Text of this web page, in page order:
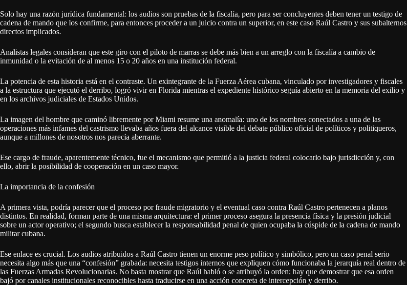
Solo hay una razón jurídica fundamental: los audios son pruebas de la fiscalía, pero para ser concluyentes deben tener un testigo de
cadena de mando que los confirme, para entonces proceder a un juicio contra un superior, en este caso Raúl Castro y sus subalternos
directos implicados.
Analistas legales consideran que este giro con el piloto de marras se debe más bien a un arreglo con la fiscalía a cambio de
inmunidad o la evitación de al menos 15 o 20 años en una institución federal.
La potencia de esta historia está en el contraste. Un exintegrante de la Fuerza Aérea cubana, vinculado por investigadores y fiscales
a la estructura que ejecutó el derribo, logró vivir en Florida mientras el expediente histórico seguía abierto en la memoria del exilio y
en los archivos judiciales de Estados Unidos.
La imagen del hombre que caminó libremente por Miami resume una anomalía: uno de los nombres conectados a una de las
operaciones más infames del castrismo llevaba años fuera del alcance visible del debate público oficial de políticos y politiqueros,
aunque a millones de nosotros nos parecía aberrante.
Ese cargo de fraude, aparentemente técnico, fue el mecanismo que permitió a la justicia federal colocarlo bajo jurisdicción y, con
ello, abrir la posibilidad de cooperación en un caso mayor.
La importancia de la confesión
A primera vista, podría parecer que el proceso por fraude migratorio y el eventual caso contra Raúl Castro pertenecen a planos
distintos. En realidad, forman parte de una misma arquitectura: el primer proceso asegura la presencia física y la presión judicial
sobre un actor operativo; el segundo busca establecer la responsabilidad penal de quien ocupaba la cúspide de la cadena de mando
militar cubana.
Ese enlace es crucial. Los audios atribuidos a Raúl Castro tienen un enorme peso político y simbólico, pero un caso penal serio
necesita algo más que una “confesión” grabada: necesita testigos internos que expliquen cómo funcionaba la jerarquía real dentro de
las Fuerzas Armadas Revolucionarias. No basta mostrar que Raúl habló o se atribuyó la orden; hay que demostrar que esa orden
bajó por canales institucionales reconocibles hasta traducirse en una acción concreta de intercepción y derribo.